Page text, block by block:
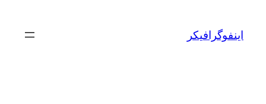
محتوااینفوگرافیکر